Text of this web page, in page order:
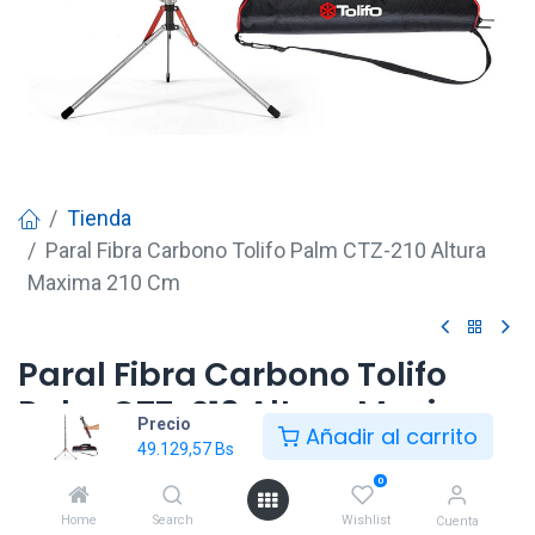
Precio
49.129,57Bs Añadir al carrito
Home Search
0
Wishlist Cuenta
Tienda
Paral Fibra Carbono Tolifo Palm CTZ-210 Altura
Maxima 210 Cm
Paral Fibra Carbono Tolifo
Palm CTZ-210 Altura Maxima
210 Cm
49.129,57 Bs